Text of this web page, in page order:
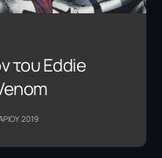
του Eddie
2019